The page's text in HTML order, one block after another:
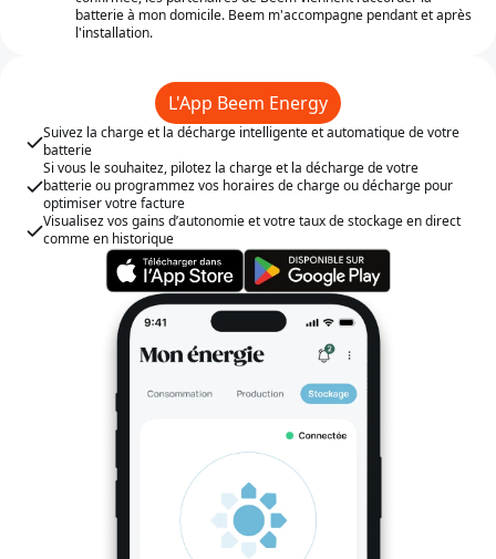
batterie à mon domicile. Beem m'accompagne pendant et après
l'installation.
L'App Beem Energy
Suivez la charge et la décharge intelligente et automatique de votre
batterie
Si vous le souhaitez, pilotez la charge et la décharge de votre
batterie ou programmez vos horaires de charge ou décharge pour
optimiser votre facture
Visualisez vos gains d’autonomie et votre taux de stockage en direct
comme en historique